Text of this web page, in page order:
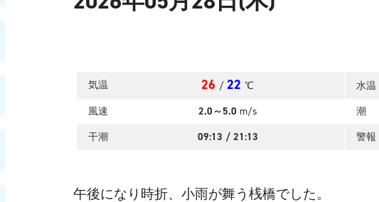
気温 26 / 22 ℃ 水温
風速
2.0～5.0 m/s 潮
干潮
09:13 / 21:13 警報
午後になり時折、小雨が舞う桟橋でした。